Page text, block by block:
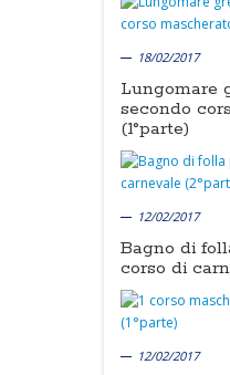
18/02/2017
Lungomare
secondo
(1°parte)
12/02/2017
Bagno di
corso di
12/02/2017